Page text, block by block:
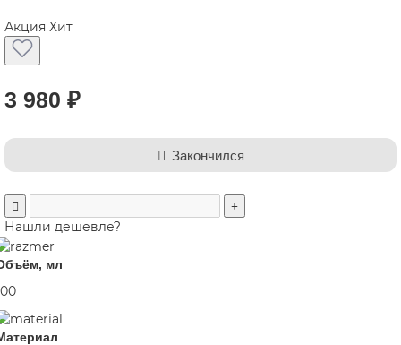
Акция Хит
3 980 ₽
Закончился
Нашли дешевле?
мл